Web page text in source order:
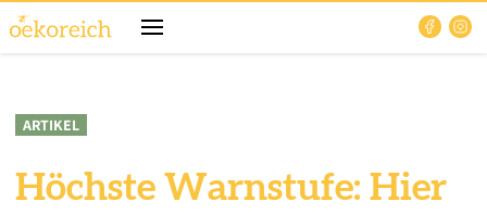
ARTIKEL
Höchste Warnstufe: Hier